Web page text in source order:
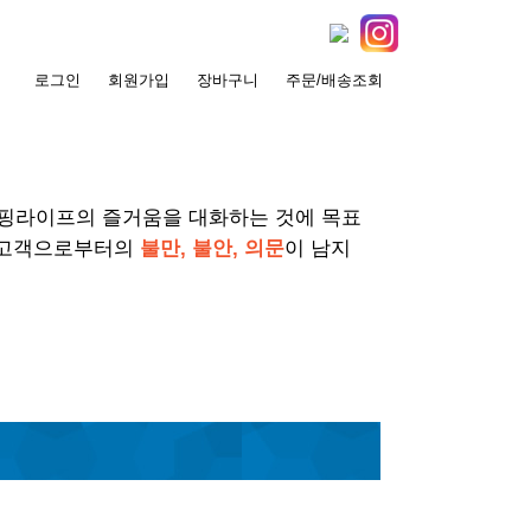
로그인 회원가입 장바구니 주문/배송조회
라이프의 즐거움을 대화하는 것에 목표
객으로부터의 불만, 불안, 의문이 남지